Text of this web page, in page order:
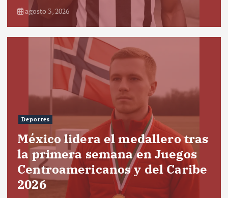
agosto 3, 2026
Deportes
México lidera el medallero tras
la primera semana en Juegos
Centroamericanos y del Caribe
2026